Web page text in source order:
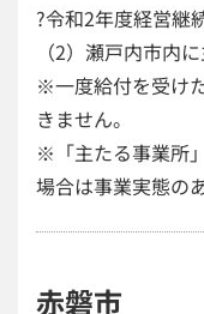
?令和2年度経営継
（2）瀬戸内市内
※一度給付を受け
きません。
※「主たる事業所
場合は事業実態の
赤磐市